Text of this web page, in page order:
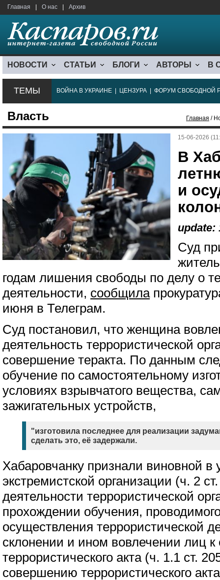
Главная О нас Архив
НОВОСТИ СТАТЬИ БЛОГИ АВТОРЫ В
ТЕМЫ ВОЙНА В УКРАИНЕ ЦЕНЗУРА ФОРУМ СВОБОДНОЙ
Власть Главная /
15-06-2026
В
и
update:
Суд
годам лишения свободы по делу о
деятельности, сообщила
июня в Телеграм.
Суд постановил, что женщина
деятельность террористической
совершение теракта. По данным
обучение по самостоятельному
условиях взрывчатого вещества,
зажигательных устройств,
"изготовила последнее для реализации
сделать это, её задержали.
Хабаровчанку признали виновной в
экстремистской организации (ч. 2
деятельности террористической
прохождении обучения,
осуществления террористической
склонении и ином вовлечении лиц
террористического акта (ч. 1.1 ст.
совершению террористического